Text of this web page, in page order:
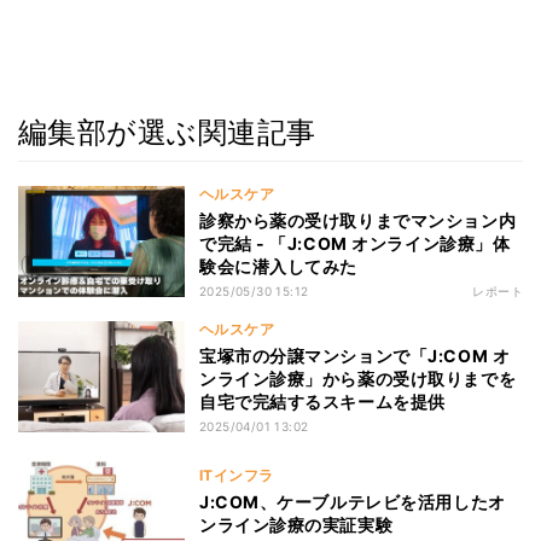
編集部が選ぶ関連記事
ヘルスケア
診察から薬の受け取りまでマンション内
で完結 - 「J:COM オンライン診療」体
験会に潜入してみた
2025/05/30 15:12 レポート
ヘルスケア
宝塚市の分譲マンションで「J:COM オ
ンライン診療」から薬の受け取りまでを
自宅で完結するスキームを提供
2025/04/01 13:02
ITインフラ
J:COM、ケーブルテレビを活用したオ
ンライン診療の実証実験